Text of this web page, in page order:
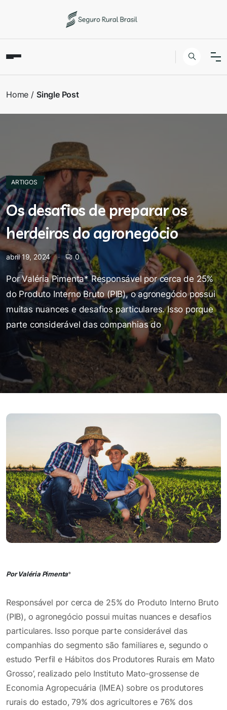
Home Single Post
ARTIGOS
Os desafios de preparar os
herdeiros do agronegócio
abril 19, 2024 0
Por Valéria Pimenta* Responsável por cerca de 25%
do Produto Interno Bruto (PIB), o agronegócio possui
muitas nuances e desafios particulares. Isso porque
parte considerável das companhias do
PorValéria Pimenta*
Responsável por cerca de 25% do Produto Interno Bruto
(PIB), o agronegócio possui muitas nuances e desafios
particulares. Isso porque parte considerável das
companhias do segmento são familiares e, segundo o
estudo ‘Perfil e Hábitos dos Produtores Rurais em Mato
Grosso’, realizado pelo Instituto Mato-grossense de
Economia Agropecuária (IMEA) sobre os produtores
rurais do estado, 79% dos agricultores e 76% dos